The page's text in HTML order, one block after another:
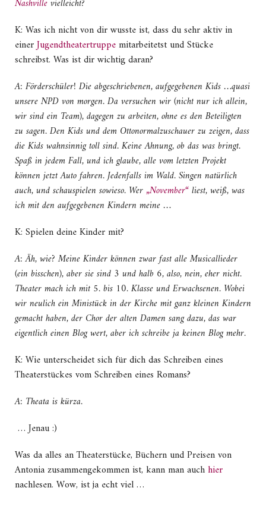
Nashvillevielleicht?
K: Was ich nicht von dir wusste ist, dass du sehr aktiv in
einerJugendtheatertruppemitarbeitetst und Stücke
schreibst. Was ist dir wichtig daran?
A: Förderschüler! Die abgeschriebenen, aufgegebenen Kids …quasi
unsere NPD von morgen. Da versuchen wir (nicht nur ich allein,
wir sind ein Team), dagegen zu arbeiten, ohne es den Beteiligten
zu sagen.Den Kids und dem Ottonormalzuschauer zu zeigen, dass
die Kids wahnsinnig toll sind.Keine Ahnung, ob das was bringt.
Spaß in jedem Fall, und ich glaube, alle vom letzten Projekt
können jetzt Auto fahren. Jedenfalls im Wald. Singen natürlich
auch, und schauspielen sowieso. Wer„November“liest, weiß, was
ich mit den aufgegebenen Kindern meine …
K: Spielen deine Kinder mit?
A: Äh, wie? Meine Kinder können zwar fast alle Musicallieder
(ein bisschen), aber sie sind 3 und halb 6, also, nein, eher nicht.
Theater mach ich mit 5. bis 10. Klasse und Erwachsenen. Wobei
wir neulich ein Ministück in der Kirche mit ganz kleinen Kindern
gemacht haben, der Chor der alten Damen sang dazu, das war
eigentlich einen Blog wert, aber ich schreibe ja keinen Blog mehr.
K: Wie unterscheidet sich für dich das Schreiben eines
Theaterstückes vom Schreiben eines Romans?
A: Theata is kürza.
… Jenau :)
Was da alles an Theaterstücke, Büchern und Preisen von
Antonia zusammengekommen ist, kann man auchhier
nachlesen. Wow, ist ja echt viel …